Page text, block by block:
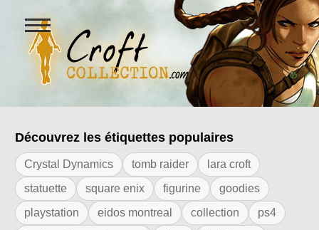
Figurines Lara Croft et
Ouvrir
le
menu
Résultats de l'étiquette "roman"
Découvrez les étiquettes populaires
Crystal Dynamics tomb raider
lara croft
statuette
square enix figurine
goodies
playstation
eidos montreal collection
ps4